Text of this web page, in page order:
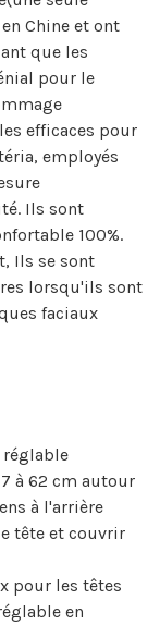
Chine et ont
que les
pour le
efficaces pour
employés
Ils sont
100%.
Ils se sont
lorsqu'ils sont
faciaux
à 62 cm autour
à l'arrière
tête et couvrir
pour les têtes
en